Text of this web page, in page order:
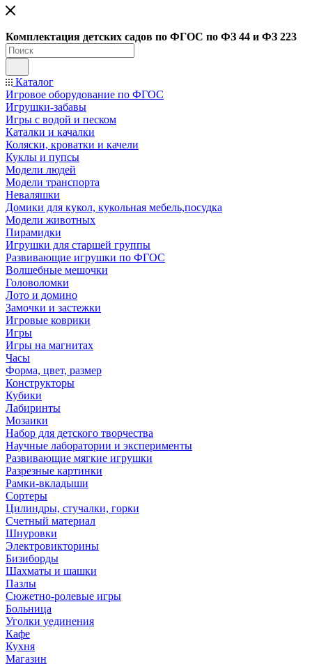
Комплектация детских садов по ФГОC по ФЗ 44 и ФЗ 223
Каталог
Игровое оборудование по ФГОС
Игрушки-забавы
Игры с водой и песком
Каталки и качалки
Коляски, кроватки и качели
Куклы и пупсы
Модели людей
Модели транспорта
Неваляшки
Домики для кукол, кукольная мебель,посудка
Модели животных
Пирамидки
Игрушки для старшей группы
Развивающие игрушки по ФГОС
Волшебные мешочки
Головоломки
Лото и домино
Замочки и застежки
Игровые коврики
Игры
Игры на магнитах
Часы
Форма, цвет, размер
Конструкторы
Кубики
Лабиринты
Мозаики
Набор для детского творчества
Научные лаборатории и эксперименты
Развивающие мягкие игрушки
Разрезные картинки
Рамки-вкладыши
Сортеры
Цилиндры, стучалки, горки
Счетный материал
Шнуровки
Электровикторины
Бизиборды
Шахматы и шашки
Пазлы
Сюжетно-ролевые игры
Больница
Уголки уединения
Кафе
Кухня
Магазин